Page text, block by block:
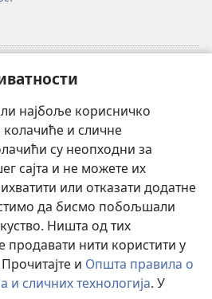
најбоље корисничко
и сличне
су неопходни за
сајта и не можете их
или отказати додатне
да бисмо побољшали
Ништа од тих
продавати нити користити у
и Општа правила о
сличних технологија. У
Watchtower